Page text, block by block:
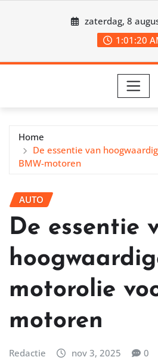
zaterdag, 8
1:01:21
Home
De essentie van
BMW-motoren
AUTO
De essentie
motorolie
motoren
Redactie nov 3, 2025 0